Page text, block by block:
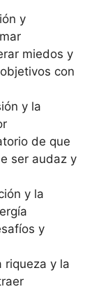
y
miedos y
con
y la
de que
ser audaz y
y la
y
riqueza y la